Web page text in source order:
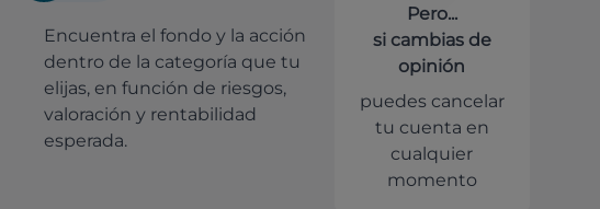
Encuentra el fondo y la acción
dentro de la categoría que tu
elijas, en función de riesgos,
valoración y rentabilidad
esperada.
Pero...
si cambias de
opinión
puedes cancelar
tu cuenta en
cualquier
momento